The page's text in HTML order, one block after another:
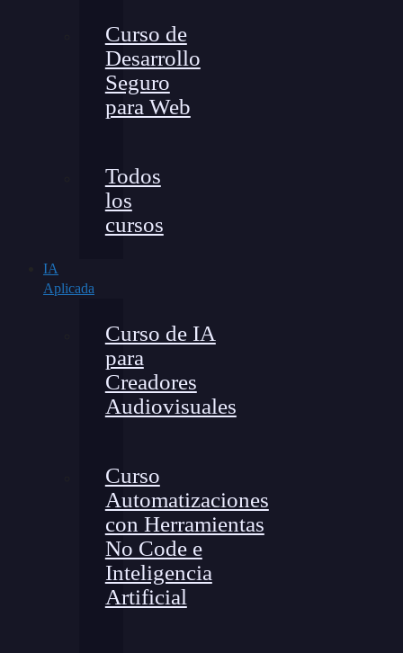
Curso de
Desarrollo
Seguro
para Web
Todos
los
cursos
IA
Aplicada
Curso de IA
para
Creadores
Audiovisuales
Curso
Automatizaciones
con Herramientas
No Code e
Inteligencia
Artificial